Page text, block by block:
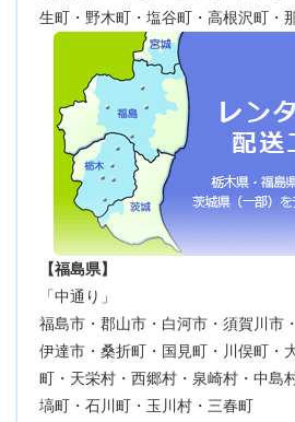
生町・野木町・塩谷町・高根沢町・
【福島県】
「中通り」
福島市・郡山市・白河市・須賀川市
伊達市・桑折町・国見町・川俣町・
町・天栄村・西郷村・泉崎村・中島
塙町・石川町・玉川村・三春町